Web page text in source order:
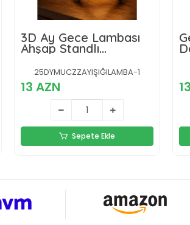
3D Ay Gece Lambası
Ahşap Standlı
Dekoratif LED Masa
Lambası
25DYMUCZZAYIŞIĞILAMBA-1
13 AZN
Sepete Ekle